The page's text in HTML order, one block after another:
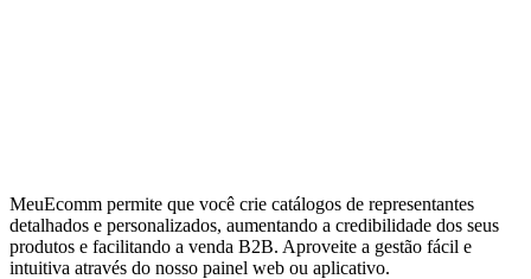
MeuEcomm permite que você crie catálogos de representantes
detalhados e personalizados, aumentando a credibilidade dos seus
produtos e facilitando a venda B2B. Aproveite a gestão fácil e
intuitiva através do nosso painel web ou aplicativo.